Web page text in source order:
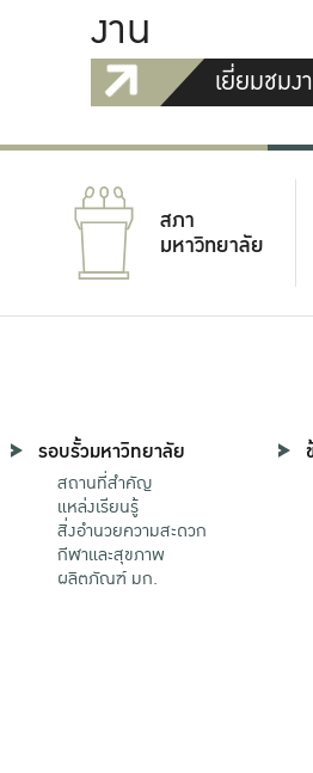
งาน
เยี่ยมชม
สภา
มหาวิทยาลัย
รอบรั้วมหาวิทยาลัย
สถานที่สำคัญ
แหล่งเรียนรู้
สิ่งอำนวยความสะดวก
กีฬาและสุขภาพ
ผลิตภัณฑ์ มก.